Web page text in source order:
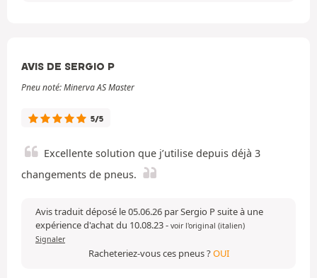
AVIS DE SERGIO P
Pneu noté: Minerva AS Master
5/5
Excellente solution que j’utilise depuis déjà 3
changements de pneus.
Avis traduit déposé le 05.06.26 par Sergio P suite à une
expérience d'achat du 10.08.23- voir l'original (italien)
Signaler
Racheteriez-vous ces pneus ?OUI